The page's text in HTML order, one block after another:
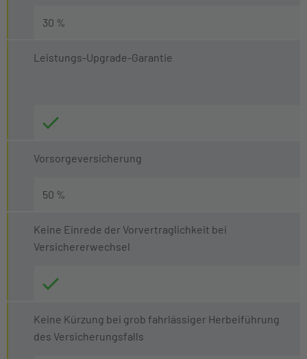
30 %
Leistungs-Upgrade-Garantie
Vorsorgeversicherung
50 %
Keine Einrede der Vorvertraglichkeit bei
Versichererwechsel
Keine Kürzung bei grob fahrlässiger Herbeiführung
des Versicherungsfalls